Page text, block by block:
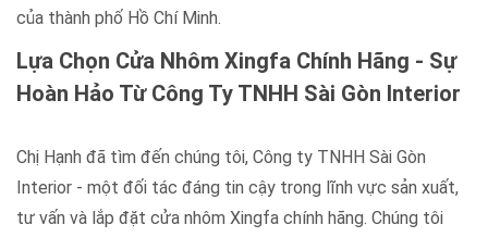
của thành phố Hồ Chí Minh.
Lựa Chọn Cửa Nhôm Xingfa Chính Hãng - Sự
Hoàn Hảo Từ Công Ty TNHH Sài Gòn Interior
Chị Hạnh đã tìm đến chúng tôi, Công ty TNHH Sài Gòn
Interior - một đối tác đáng tin cậy trong lĩnh vực sản xuất,
tư vấn và lắp đặt cửa nhôm Xingfa chính hãng. Chúng tôi